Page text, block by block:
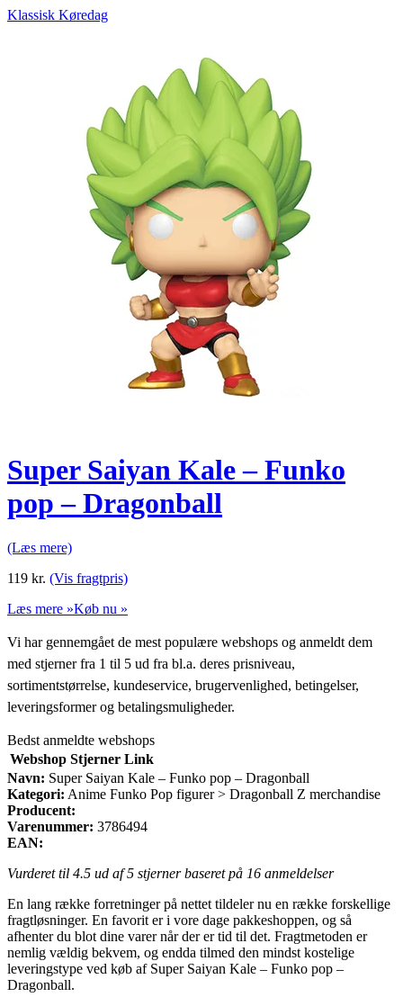
Klassisk Køredag
Super Saiyan Kale – Funko
pop – Dragonball
(Læs mere)
119 kr. (Vis fragtpris)
Læs mere »Køb nu »
Vi har gennemgået de mest populære webshops og anmeldt dem
med stjerner fra 1 til 5 ud fra bl.a. deres prisniveau,
sortimentstørrelse, kundeservice, brugervenlighed, betingelser,
leveringsformer og betalingsmuligheder.
Bedst anmeldte webshops
Webshop Stjerner Link
Navn: Super Saiyan Kale – Funko pop – Dragonball
Kategori: Anime Funko Pop figurer > Dragonball Z merchandise
Producent:
Varenummer: 3786494
EAN:
Vurderet til 4.5 ud af 5 stjerner baseret på 16 anmeldelser
En lang række forretninger på nettet tildeler nu en række forskellige
fragtløsninger. En favorit er i vore dage pakkeshoppen, og så
afhenter du blot dine varer når der er tid til det. Fragtmetoden er
nemlig vældig bekvem, og endda tilmed den mindst kostelige
leveringstype ved køb af Super Saiyan Kale – Funko pop –
Dragonball.